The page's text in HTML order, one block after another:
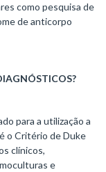
como pesquisa de
de anticorpo
para a utilização a
o Critério de Duke
clínicos,
e